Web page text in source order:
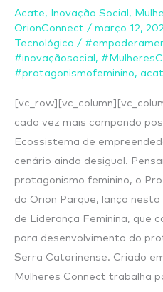
Acate, Inovação Social ,
OrionConnect / março 12,
Tecnológico /
#inovaçãosocial ,
#protagonismofeminino,
cada vez mais compondo
Ecossistema de
cenário ainda desigual.
protagonismo feminino, o
do Orion Parque, lança
de Liderança Feminina, que
para desenvolvimento do
Serra Catarinense. Criado
Mulheres Connect trabalha
estímulo
ao
protagonismo
feminino